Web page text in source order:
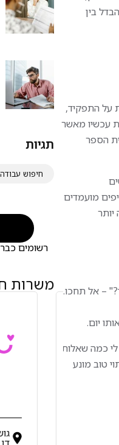
בין
על התפקיד,
עכשיו מאשר
הספר
זכות. נתון מפתיע: לפי סקרים, 85% מהמגייסים מעדיפים מועמדים
– אל תחכו.
יום.
כמה שאלות
טוב מונע
תגיות
חיפוש עבודה
רשומים
משרות
גוש